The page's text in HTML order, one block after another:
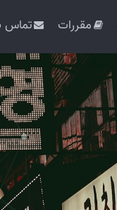
مقررات تماس